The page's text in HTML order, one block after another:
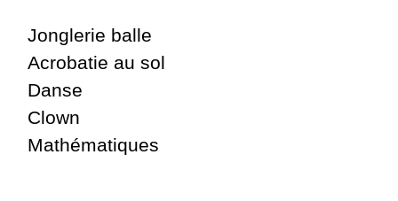
Jonglerie balle
Acrobatie au sol
Danse
Clown
Mathématiques